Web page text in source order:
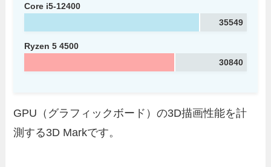
Core i5-12400
35549
Ryzen 5 4500
30840
GPU（グラフィックボード）の3D描画性能を計
測する3D Markです。